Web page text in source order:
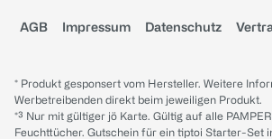
AGB Impressum Datenschutz
* Produkt gesponsert vom Hersteller. Weitere
Werbetreibenden direkt beim jeweiligen Produkt.
*³ Nur mit gültiger jö Karte. Gültig auf alle
Feuchttücher. Gutschein für ein tiptoi Starter-Set